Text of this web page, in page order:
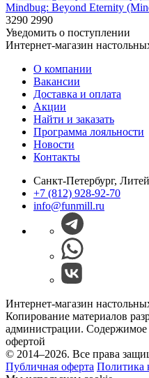
Mindbug: Beyond Eternity
3290 2990
Уведомить о поступлении
Интернет-магазин
О компании
Вакансии
Доставка и оплата
Акции
Найти и заказать
Программа лояльности
Новости
Контакты
Санкт-Петербург,
+7 (812) 928-92-70
info@funmill.ru
Интернет-магазин
Копирование материалов
администрации. Содержимое
офертой
© 2014–2026. Все права
Публичная оферта Политика